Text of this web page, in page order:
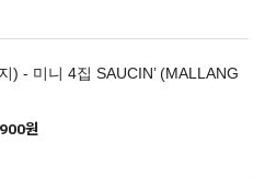
) - 미니 4집 SAUCIN’ (MALLANG
원